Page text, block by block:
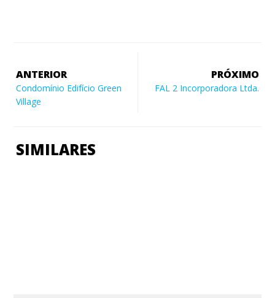
ANTERIOR
Condomínio Edifício Green
Village
PRÓXIMO
FAL 2 Incorporadora Ltda.
SIMILARES